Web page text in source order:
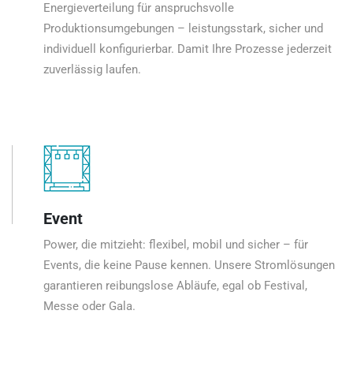
Energieverteilung für anspruchsvolle
Produktionsumgebungen – leistungsstark, sicher und
individuell konfigurierbar. Damit Ihre Prozesse jederzeit
zuverlässig laufen.
Event
Power, die mitzieht: flexibel, mobil und sicher – für
Events, die keine Pause kennen. Unsere Stromlösungen
garantieren reibungslose Abläufe, egal ob Festival,
Messe oder Gala.